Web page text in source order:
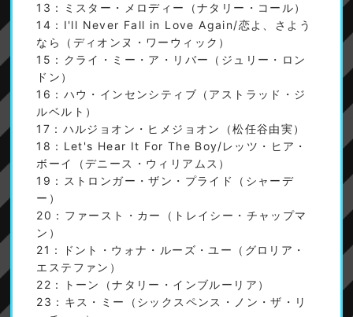
13：ミスター・メロディー（ナタリー・コール）
14：I'll Never Fall in Love Again/恋よ、さよう
なら（ディオンヌ・ワーウィック）
15：クライ・ミー・ア・リバー（ジュリー・ロン
ドン）
16：ハウ・インセンシティブ（アストラッド・ジ
ルベルト）
17：ハルジョオン・ヒメジョオン（松任谷由実）
18：Let's Hear It For The Boy/レッツ・ヒア・
ボーイ（デニース・ウィリアムス）
19：ストロンガー・ザン・プライド（シャーデ
ー）
20：ファースト・カー（トレイシー・チャップマ
ン）
21：ドント・ウォナ・ルーズ・ユー（グロリア・
エステファン）
22：トーン（ナタリー・インブルーリア）
23：キス・ミー（シックスペンス・ノン・ザ・リ